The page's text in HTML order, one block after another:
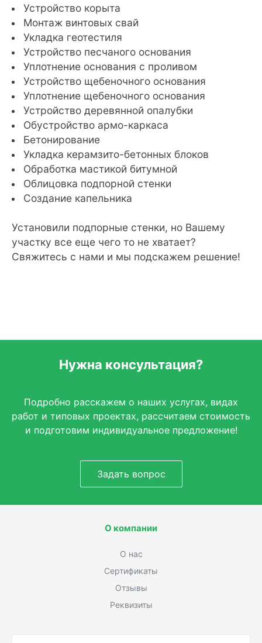
Устройство корыта
Монтаж винтовых свай
Укладка геотестиля
Устройство песчаного основания
Уплотнение основания с проливом
Устройство щебеночного основания
Уплотнение щебеночного основания
Устройство деревянной опалубки
Обустройство армо-каркаса
Бетонирование
Укладка керамзито-бетонных блоков
Обработка мастикой битумной
Облицовка подпорной стенки
Создание капельника
Установили подпорные стенки, но Вашему
участку все еще чего то не хватает?
Свяжитесь с нами и мы подскажем решение!
Нужна консультация?
Подробно расскажем о наших услугах, видах
работ и типовых проектах, рассчитаем стоимость
и подготовим индивидуальное предложение!
Задать вопрос
О компании
О нас
Сертификаты
Отзывы
Реквизиты